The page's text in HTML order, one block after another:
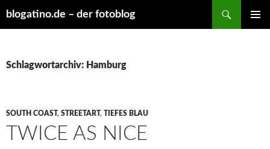
blogatino.de – der fotoblog
Schlagwortarchiv: Hamburg
SOUTH COAST, STREETART, TIEFES BLAU
TWICE AS NICE